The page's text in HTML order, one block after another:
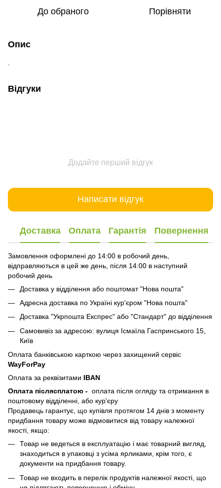
До обраного Порівняти
Опис
Відгуки
Додайте перший відгук
Написати відгук
Доставка Оплата Гарантія Повернення
Замовлення оформлені до 14:00 в робочий день,
відправляються в цей же день, після 14:00 в наступний
робочий день
Доставка у відділення або поштомат "Нова пошта"
Адресна доставка по Україні кур'єром "Нова пошта"
Доставка "Укрпошта Експрес" або "Стандарт" до відділення
Самовивіз за адресою: вулиця Ісмаїла Гаспринського 15,
Київ
Оплата банківською карткою через захищений сервіс
WayForPay
Оплата за реквізитами IBAN
Оплата післясплатою - оплата після огляду та отримання в
поштовому відділенні, або кур'єру
Продавець гарантує, що купівля протягом 14 днів з моменту
придбання товару може відмовитися від товару належної
якості, якщо:
Товар не ведеться в експлуатацію і має товарний вигляд,
знаходиться в упаковці з усіма ярликами, крім того, є
документи на придбання товару.
Товар не входить в перелік продуктів належної якості, що